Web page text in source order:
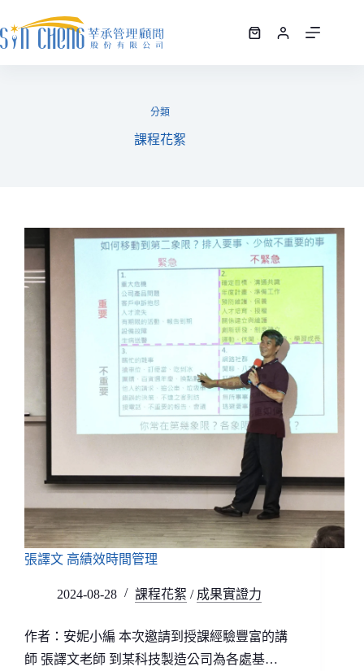
分類
課程花絮
張譯文 高績效時間管理
2024-08-28 課程花絮 / 成果實證力
作者：安妮小編 本次邀請到授課經驗豐富的講
師 張譯文老師 到某科技製造公司為各處基…